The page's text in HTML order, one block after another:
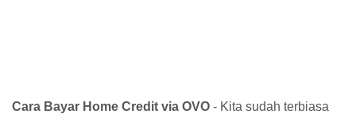
Cara Bayar Home Credit via OVO - Kita sudah terbiasa